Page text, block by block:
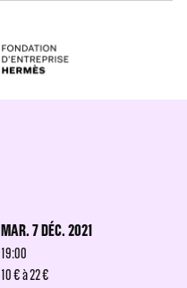
MAR. 7 DÉC. 2021
19:00
10 € à 22 €